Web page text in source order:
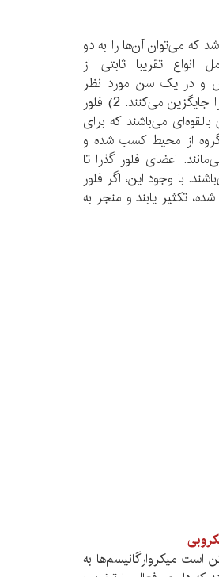
که می‌توان آن‌ها را به دو
شامل انواع تقریبا ثابتی از
و در یک سن مورد نظر
مشاهده می‌شوند. این گروه در صورت نابودی به سرعت خود را جایگزین می‌کنند. 2) فلور
بالقوه‌ای می‌باشند که برای
از محیط کسب شده و
اعضای فلور گذرا تا
با وجود این، اگر فلور
تکثیر یابند و منجر به
است میکروارگانیسم‌ها به